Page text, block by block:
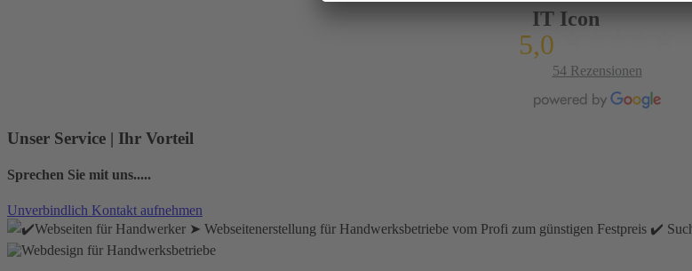
5,0
54 Rezensionen
Unser Service | Ihr Vorteil
Sprechen Sie mit uns.....
Unverbindlich Kontakt aufnehmen